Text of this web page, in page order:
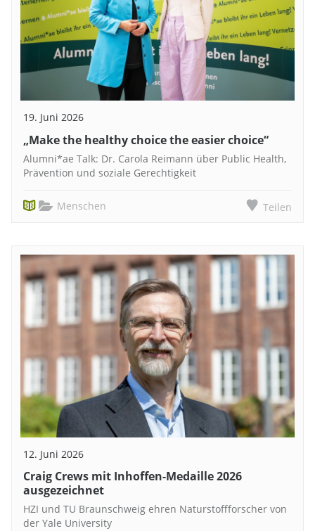
19. Juni 2026
„Make the healthy choice the easier choice“
Alumni*ae Talk: Dr. Carola Reimann über Public Health,
Prävention und soziale Gerechtigkeit
Menschen Teilen
12. Juni 2026
Craig Crews mit Inhoffen-Medaille 2026
ausgezeichnet
HZI und TU Braunschweig ehren Naturstoffforscher von
der Yale University